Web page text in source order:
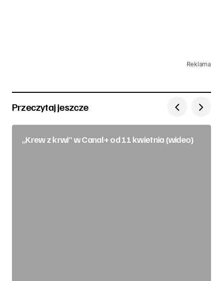
Reklama
Przeczytaj jeszcze
„Krew z krwi” w Canal+ od 11 kwietnia (wideo)